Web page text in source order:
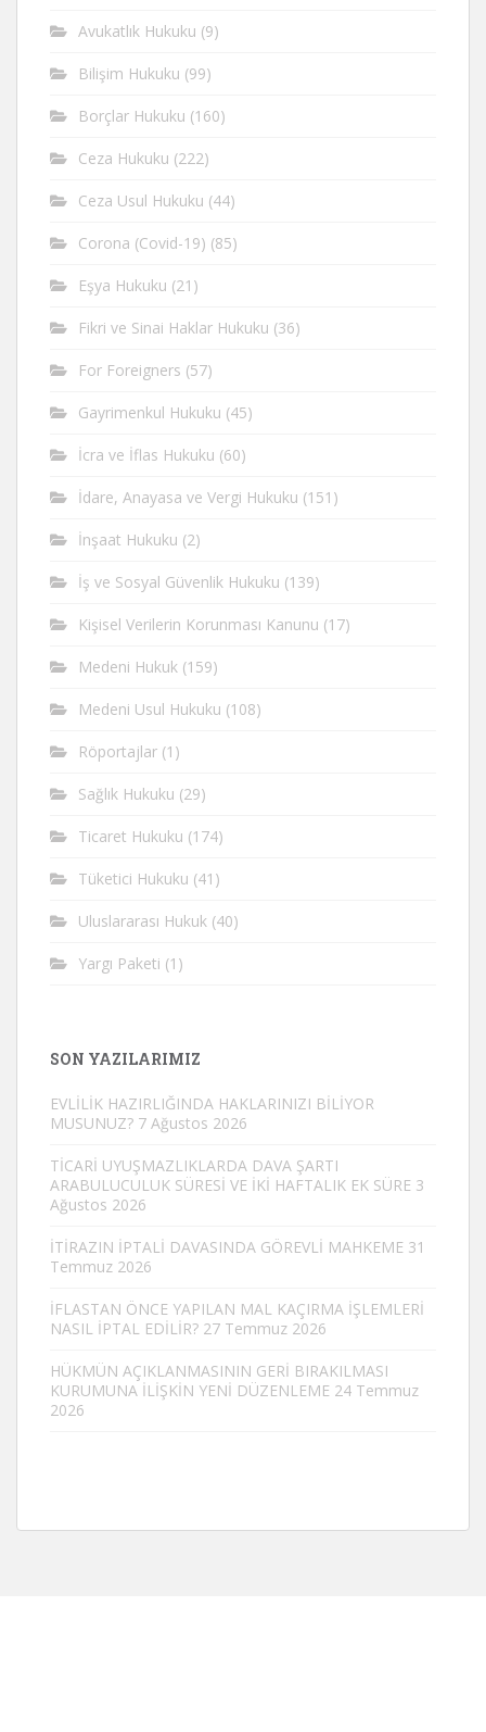
Avukatlık Hukuku (9)
Bilişim Hukuku (99)
Borçlar Hukuku (160)
Ceza Hukuku (222)
Ceza Usul Hukuku (44)
Corona (Covid-19) (85)
Eşya Hukuku (21)
Fikri ve Sinai Haklar Hukuku (36)
For Foreigners (57)
Gayrimenkul Hukuku (45)
İcra ve İflas Hukuku (60)
İdare, Anayasa ve Vergi Hukuku (151)
İnşaat Hukuku (2)
İş ve Sosyal Güvenlik Hukuku (139)
Kişisel Verilerin Korunması Kanunu (17)
Medeni Hukuk (159)
Medeni Usul Hukuku (108)
Röportajlar (1)
Sağlık Hukuku (29)
Ticaret Hukuku (174)
Tüketici Hukuku (41)
Uluslararası Hukuk (40)
Yargı Paketi (1)
SON YAZILARIMIZ
EVLİLİK HAZIRLIĞINDA HAKLARINIZI BİLİYOR
MUSUNUZ? 7 Ağustos 2026
TİCARİ UYUŞMAZLIKLARDA DAVA ŞARTI
ARABULUCULUK SÜRESİ VE İKİ HAFTALIK EK SÜRE 3
Ağustos 2026
İTİRAZIN İPTALİ DAVASINDA GÖREVLİ MAHKEME 31
Temmuz 2026
İFLASTAN ÖNCE YAPILAN MAL KAÇIRMA İŞLEMLERİ
NASIL İPTAL EDİLİR? 27 Temmuz 2026
HÜKMÜN AÇIKLANMASININ GERİ BIRAKILMASI
KURUMUNA İLİŞKİN YENİ DÜZENLEME 24 Temmuz
2026